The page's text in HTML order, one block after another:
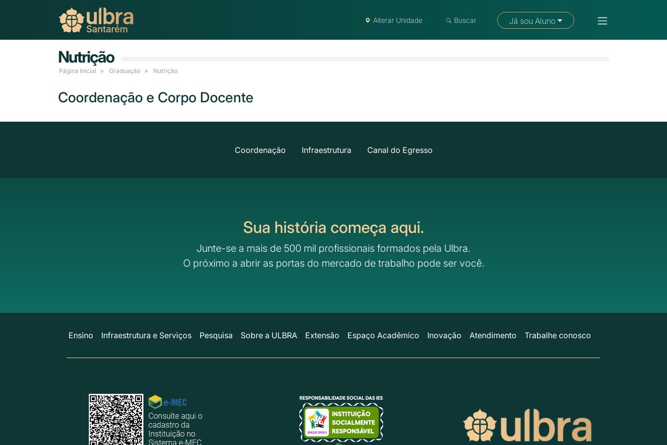
Fale com um consultor
Alterar Unidade Buscar Já sou Aluno
Nutrição
Página Inicial Graduação Nutrição
Coordenação e Corpo Docente
Coordenação Infraestrutura Canal do Egresso
Sua história começa aqui.
Junte-se a mais de 500 mil profissionais formados pela Ulbra.
O próximo a abrir as portas do mercado de trabalho pode ser você.
Ensino Infraestrutura e Serviços Pesquisa Sobre a ULBRA Extensão Espaço Acadêmico Inovação Atendimento Trabalhe conosco